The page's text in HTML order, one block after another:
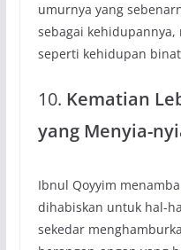
umurnya yang
sebagai
seperti kehidupan
10. Kematian
yang Menyia-
Ibnul Qoyyim
dihabiskan untuk hal-
sekedar